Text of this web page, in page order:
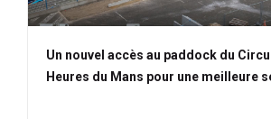
Un nouvel accès au paddock du
Heures du Mans pour une meilleure